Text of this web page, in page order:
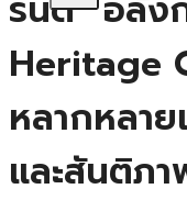
Heritage
หลากหลาย
และสันติภ